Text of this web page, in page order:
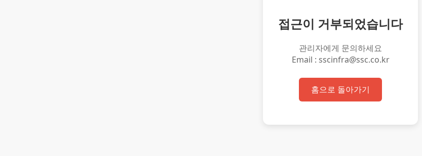
접근이 거부되었습니다
관리자에게 문의하세요
Email : sscinfra@ssc.co.kr
홈으로 돌아가기